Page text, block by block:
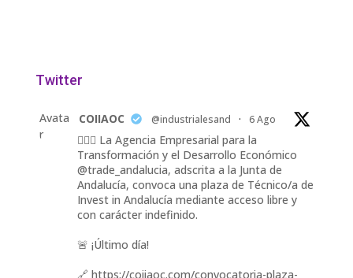
Twitter
Avata
r
COIIAOC @industrialesand · 6 Ago
👷🏽‍♀️ La Agencia Empresarial para la
Transformación y el Desarrollo Económico
@trade_andalucia, adscrita a la Junta de
Andalucía, convoca una plaza de Técnico/a de
Invest in Andalucía mediante acceso libre y
con carácter indefinido.
🚨 ¡Último día!
🔗 https://coiiaoc.com/convocatoria-plaza-